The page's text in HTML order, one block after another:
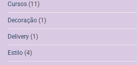
Cursos (11)
Decoração (1)
Delivery (1)
Estilo (4)